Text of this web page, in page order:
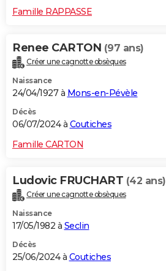
Famille RAPPASSE
Renee CARTON (97 ans)
Créer une cagnotte obsèques
Naissance
24/04/1927 à Mons-en-Pévèle
Décès
06/07/2024 à Coutiches
Famille CARTON
Ludovic FRUCHART (42 ans)
Créer une cagnotte obsèques
Naissance
17/05/1982 à Seclin
Décès
25/06/2024 à Coutiches